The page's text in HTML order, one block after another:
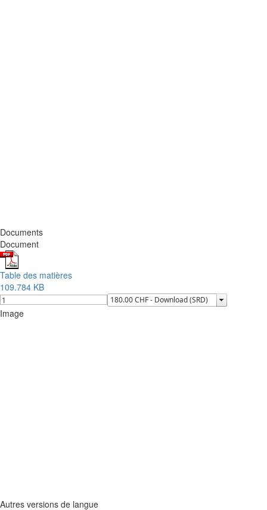
Documents
Document
Table des matières
109.784 KB
Image
Autres versions de langue